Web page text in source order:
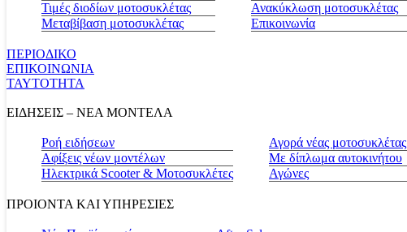
Τιμές διοδίων μοτοσυκλέτας
Μεταβίβαση μοτοσυκλέτας
Ανακύκλωση μοτοσυκλέτας
Επικοινωνία
ΠΕΡΙΟΔΙΚΟ
ΕΠΙΚΟΙΝΩΝΙΑ
ΤΑΥΤΟΤΗΤΑ
ΕΙΔΗΣΕΙΣ – ΝΕΑ ΜΟΝΤΕΛΑ
Ροή ειδήσεων
Αφίξεις νέων μοντέλων
Ηλεκτρικά Scooter & Μοτοσυκλέτες
Αγορά νέας μοτοσυκλέτας
Με δίπλωμα αυτοκινήτου
Αγώνες
ΠΡΟΙΟΝΤΑ ΚΑΙ ΥΠΗΡΕΣΙΕΣ